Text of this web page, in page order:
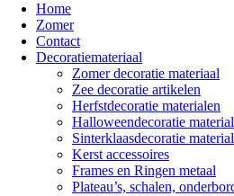
Home
Zomer
Contact
Decoratiemateriaal
Zomer decoratie materiaal
Zee decoratie artikelen
Herfstdecoratie materialen
Halloweendecoratie
Sinterklaasdecoratie
Kerst accessoires
Frames en Ringen metaal
Plateau’s, schalen,